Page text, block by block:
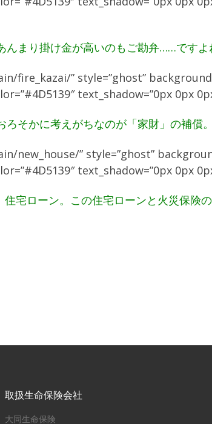
まり掛け金が高いのもご勘弁……ですよ
” style=”ghost”
text_shadow=”0px 0px
そかに考えがちなのが「家財」の補償
” style=”ghost”
text_shadow=”0px 0px
宅ローン。この住宅ローンと火災保険の
取扱生命保険会社
大同生命保険